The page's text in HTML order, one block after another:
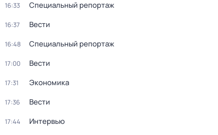
16:33 Специальный репортаж
16:37 Вести
16:48 Специальный репортаж
17:00 Вести
17:31 Экономика
17:36 Вести
17:44 Интервью